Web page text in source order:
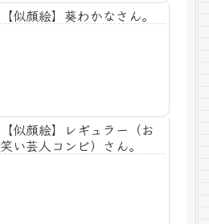
【似顔絵】葵わかなさん。
【似顔絵】レギュラー（お
笑い芸人コンビ）さん。